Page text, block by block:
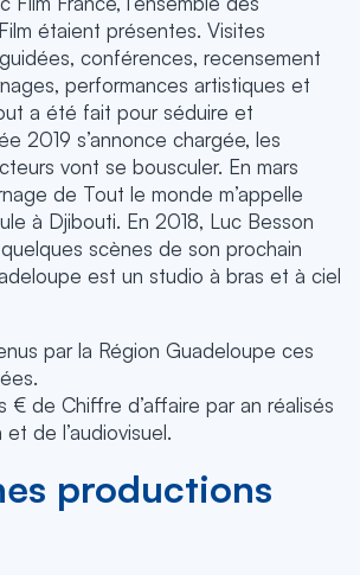
étaient présentes. Visites
conférences, recensement
performances artistiques et
a été fait pour séduire et
2019 s’annonce chargée, les
vont se bousculer. En mars
de Tout le monde m’appelle
à Djibouti. En 2018, Luc Besson
scènes de son prochain
est un studio à bras et à ciel
par la Région Guadeloupe ces
€ de Chiffre d’affaire par an réalisés
de l’audiovisuel.
productions